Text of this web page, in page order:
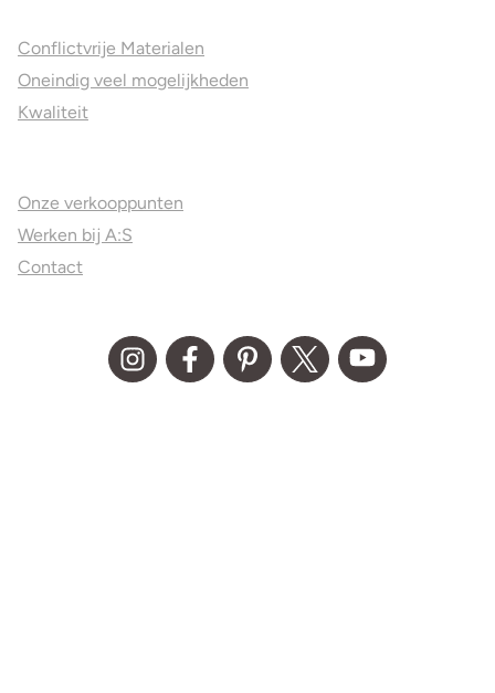
Conflictvrije Materialen
Oneindig veel mogelijkheden
Kwaliteit
Onze verkooppunten
Werken bij A:S
Contact